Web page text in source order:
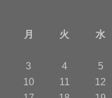
月
火 水
3
4 5
10
11 12